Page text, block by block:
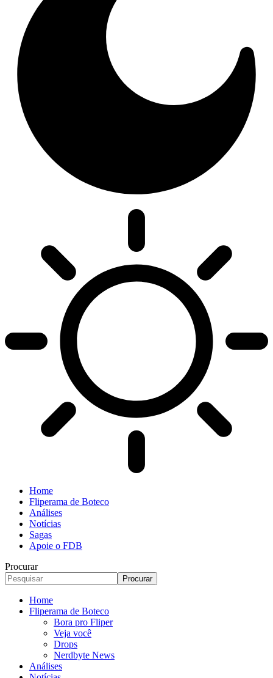
Home
Fliperama de Boteco
Análises
Notícias
Sagas
Apoie o FDB
Procurar
Home
Fliperama de Boteco
Bora pro Fliper
Veja você
Drops
Nerdbyte News
Análises